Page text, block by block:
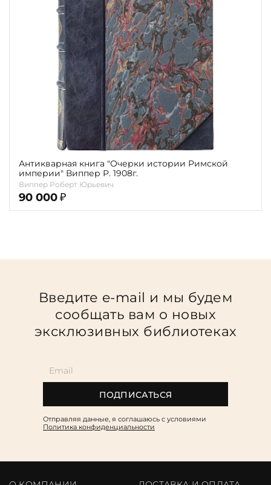
Антикварная книга "Очерки истории Римской
империи" Виппер Р. 1908г.
Виппер Роберт Юрьевич
90 000 ₽
Введите e-mail и мы будем
сообщать вам о новых
эксклюзивных библиотеках
ПОДПИСАТЬСЯ
Отправляя данные, я соглашаюсь c условиями
Политика конфиденциальности